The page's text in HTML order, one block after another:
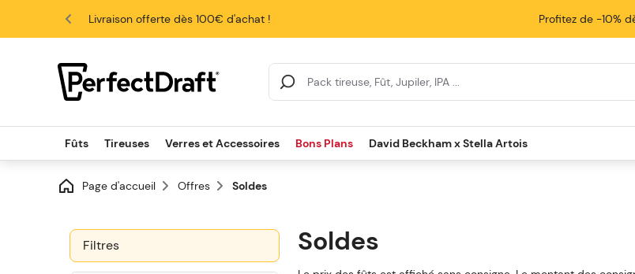
Livraison offerte dès 100€ d'achat ! Profitez de -10%
Search Results
Fûts Tireuses Verres et Accessoires Bons Plans David Beckham x Stella Artois
Page d'accueil Offres Soldes
Filtres Soldes